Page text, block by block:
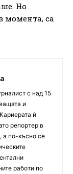
Но
момента, са
с над 15
и
ѝ
репортер в
а по-късно се
работи по